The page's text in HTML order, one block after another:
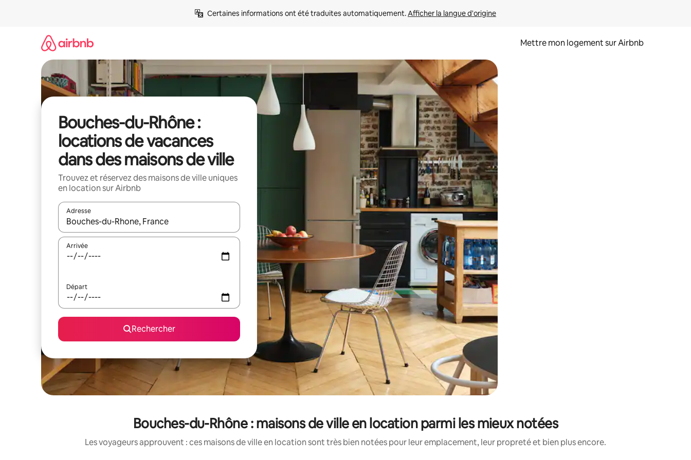
Certaines informations ont été traduites automatiquement. Afficher la langue d'origine
Mettre mon logement sur Airbnb
Bouches-du-Rhône :
locations de vacances
dans des maisons de ville
Trouvez et réservez des maisons de ville uniques
en location sur Airbnb
Adresse
Lorsque les résultats s'affichent, utilisez les flèches vers le haut et vers le bas pour les parcourir ou en appuyant et en faisant glisser.
Arrivée
Départ
Rechercher
Bouches-du-Rhône : maisons de ville en location parmi les mieux notées
Les voyageurs approuvent : ces maisons de ville en location sont très bien notées pour leur emplacement, leur propreté et bien plus encore.